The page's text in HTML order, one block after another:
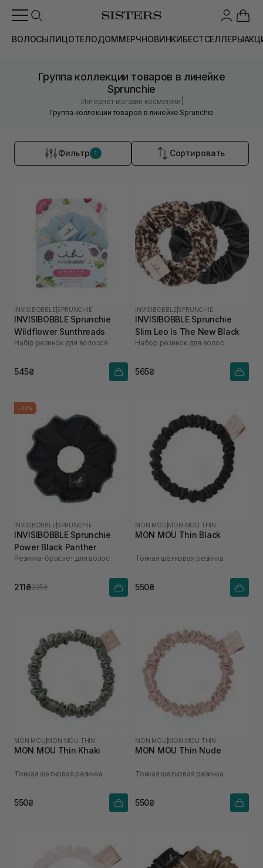
ВОЛОСЫЛИЦОТЕЛОДОММЕРЧНОВИНКИБЕСТСЕЛЛЕРЫ
Группа коллекции товаров в линейке
Sprunchie
Интернет магазин косметики
Группа коллекции товаров в линейке Sprunchie
Фильтр 1 Сортировать
INVISIBOBBLE SPRUNCHIE
INVISIBOBBLE Sprunchie
Wildflower Sunthreads
Набір резинок для волосся
545₴
INVISIBOBBLE SPRUNCHIE
INVISIBOBBLE Sprunchie
Slim Leo Is The New Black
Набор резинок для волос
565₴
-35%
INVISIBOBBLE SPRUNCHIE
INVISIBOBBLE Sprunchie
Power Black Panther
Резинка-браслет для волос
211₴325₴
MON MOU MON MOU THIN
MON MOU Thin Black
Тонкая шелковая резинка
550₴
MON MOU MON MOU THIN
MON MOU Thin Khaki
Тонкая шелковая резинка
550₴
MON MOU MON MOU THIN
MON MOU Thin Nude
Тонкая шелковая резинка
550₴